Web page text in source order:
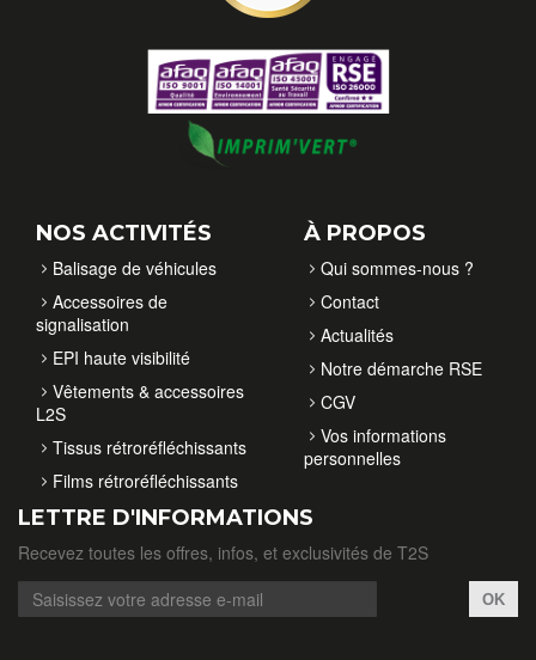
NOS ACTIVITÉS
Balisage de véhicules
Accessoires de
signalisation
EPI haute visibilité
Vêtements & accessoires
L2S
Tissus rétroréfléchissants
Films rétroréfléchissants
À PROPOS
Qui sommes-nous ?
Contact
Actualités
Notre démarche RSE
CGV
Vos informations
personnelles
LETTRE D'INFORMATIONS
Recevez toutes les offres, infos, et exclusivités de T2S
OK